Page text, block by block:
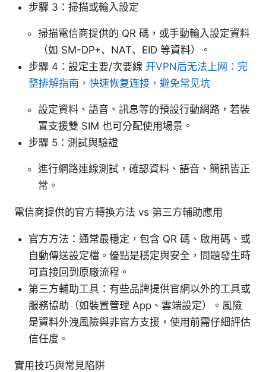
步驟 3：掃描或輸入設定
掃描電信商提供的 QR 碼，或手動輸入設定資料
（如 SM-DP+、NAT、EID 等資料）。
步驟 4：設定主要/次要線 开VPN后无法上网：完
整排解指南，快速恢复连接，避免常见坑
設定資料、語音、訊息等的預設行動網路，若裝
置支援雙 SIM 也可分配使用場景。
步驟 5：測試與驗證
進行網路連線測試，確認資料、語音、簡訊皆正
常。
電信商提供的官方轉換方法 vs 第三方輔助應用
官方方法：通常最穩定，包含 QR 碼、啟用碼、或
自動傳送設定檔。優點是穩定與安全，問題發生時
可直接回到原廠流程。
第三方輔助工具：有些品牌提供官網以外的工具或
服務協助（如裝置管理 App、雲端設定）。風險
是資料外洩風險與非官方支援，使用前需仔細評估
信任度。
實用技巧與常見陷阱